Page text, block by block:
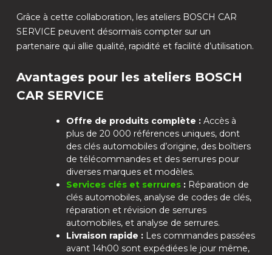
Grâce à cette collaboration, les ateliers BOSCH CAR
SERVICE peuvent désormais compter sur un
partenaire qui allie qualité, rapidité et facilité d’utilisation.
Avantages pour les ateliers BOSCH
CAR SERVICE
Offre de produits complète : Accès à
plus de 20 000 références uniques, dont
des clés automobiles d’origine, des boîtiers
de télécommandes et des serrures pour
diverses marques et modèles.
Services clés et serrures : Réparation de
clés automobiles, analyse de codes de clés,
réparation et révision de serrures
automobiles, et analyse de serrures.
Livraison rapide : Les commandes passées
avant 14h00 sont expédiées le jour même,